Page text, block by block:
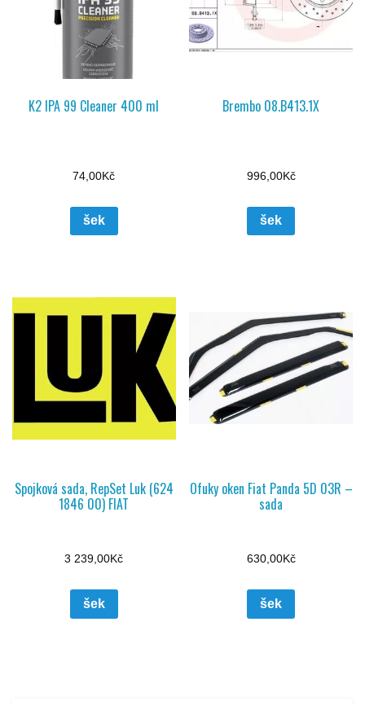
K2 IPA 99 Cleaner 400 ml
74,00Kč
šek
Brembo 08.B413.1X
996,00Kč
šek
Spojková sada, RepSet Luk (624
1846 00) FIAT
3 239,00Kč
šek
Ofuky oken Fiat Panda 5D 03R –
sada
630,00Kč
šek